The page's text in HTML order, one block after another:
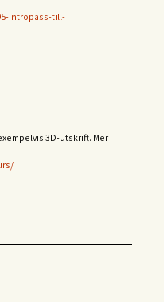
intropass-till-
3D-utskrift. Mer